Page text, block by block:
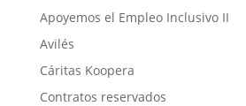
Apoyemos el Empleo Inclusivo II
Avilés
Cáritas Koopera
Contratos reservados